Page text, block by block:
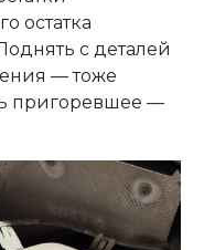
остатка
с деталей
— тоже
пригоревшее —